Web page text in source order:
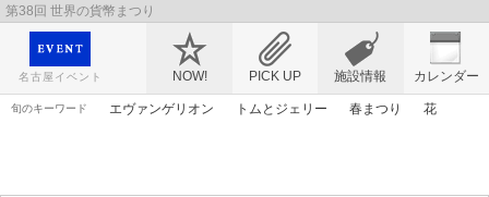
第38回 世界の貨幣まつり
映画や音楽コンサート、レジャーやアート、テレビ、ショップ、出会い、転職まで名古
屋のイベント情報を幅広く掲載
名古屋イベント NOW! PICK UP カレンダー
施設情報
旬のキーワード エヴァンゲリオン トムとジェリー 春まつり
花